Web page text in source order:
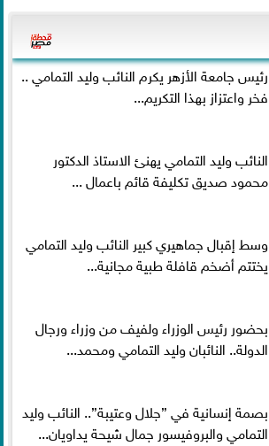
رئيس جامعة الأزهر يكرم النائب وليد التمامي ..
فخر واعتزاز بهذا التكريم...
النائب وليد التمامي يهنئ الاستاذ الدكتور
محمود صديق تكليفة قائم باعمال ...
وسط إقبال جماهيري كبير النائب وليد التمامي
يختتم أضخم قافلة طبية مجانية...
بحضور رئيس الوزراء ولفيف من وزراء ورجال
الدولة.. النائبان وليد التمامي ومحمد...
بصمة إنسانية في ”جلال وعتيبة”.. النائب وليد
التمامي والبروفيسور جمال شيحة يداويان...